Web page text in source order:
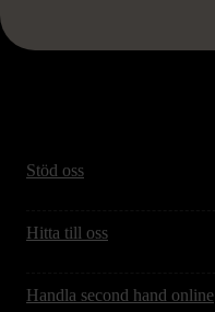
Stöd oss
Hitta till oss
Handla second hand online